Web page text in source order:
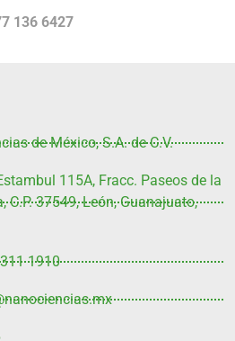
136 6427
de México, S.A. de C.V.
115A, Fracc. Paseos de la
C.P. 37549, León, Guanajuato,
1910